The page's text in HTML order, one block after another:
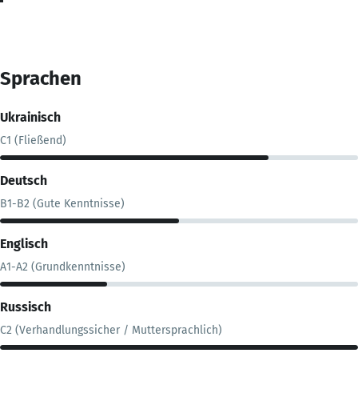
Sprachen
Ukrainisch
C1 (Fließend)
Deutsch
B1-B2 (Gute Kenntnisse)
Englisch
A1-A2 (Grundkenntnisse)
Russisch
C2 (Verhandlungssicher / Muttersprachlich)